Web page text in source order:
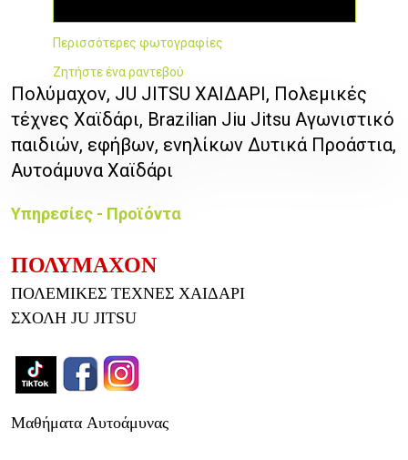
Περισσότερες φωτογραφίες
Ζητήστε ένα ραντεβού
Πολύμαχον, JU JITSU ΧΑΙΔΑΡΙ, Πολεμικές
τέχνες Χαϊδάρι, Brazilian Jiu Jitsu Αγωνιστικό
παιδιών, εφήβων, ενηλίκων Δυτικά Προάστια,
Αυτοάμυνα Χαϊδάρι
Υπηρεσίες - Προϊόντα
ΠΟΛΥΜΑΧΟΝ
ΠΟΛΕΜΙΚΕΣ ΤΕΧΝΕΣ ΧΑΙΔΑΡΙ
ΣΧΟΛΗ JU JITSU
Μαθήματα Αυτοάμυνας